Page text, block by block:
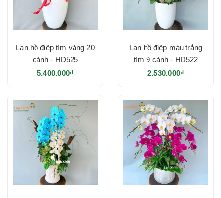
Lan hồ điệp tím vàng 20
cành - HD525
5.400.000₫
Lan hồ điệp màu trắng
tím 9 cành - HD522
2.530.000₫